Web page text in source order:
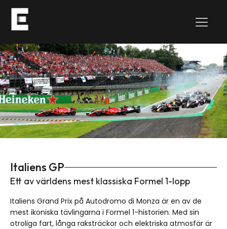
Italiens GP
Ett av världens mest klassiska Formel 1-lopp
Italiens Grand Prix på Autodromo di Monza är en av de
mest ikoniska tävlingarna i Formel 1-historien. Med sin
otroliga fart, långa raksträckor och elektriska atmosfär är